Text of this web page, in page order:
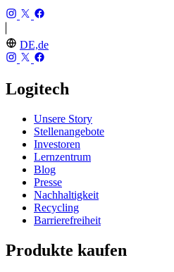
DE,de
Logitech
Unsere Story
Stellenangebote
Investoren
Lernzentrum
Blog
Presse
Nachhaltigkeit
Recycling
Barrierefreiheit
Produkte kaufen